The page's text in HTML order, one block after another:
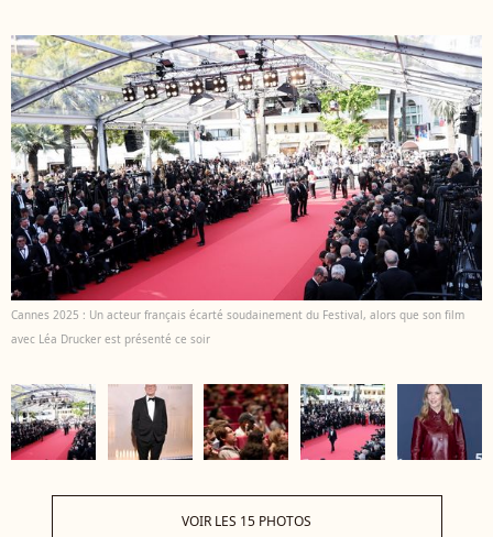
Cannes 2025 : Un acteur français écarté soudainement du Festival, alors que son film
avec Léa Drucker est présenté ce soir
VOIR LES 15 PHOTOS